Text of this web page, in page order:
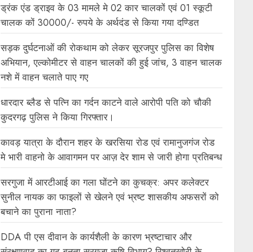
ड्रंक एंड ड्राइव के 03 मामले मे 02 कार चालकों एवं 01 स्कूटी
चालक कों 30000/- रुपये के अर्थदंड से किया गया दण्डित
सड़क दुर्घटनाओं की रोकथाम को लेकर सूरजपुर पुलिस का विशेष
अभियान, एल्कोमीटर से वाहन चालकों की हुई जांच, 3 वाहन चालक
नशे में वाहन चलाते पाए गए
धारदार ब्लैड से पत्नि का गर्दन काटने वाले आरोपी पति को चौकी
कुदरगढ़ पुलिस ने किया गिरफ्तार।
कावड़ यात्रा के दौरान शहर के खरसिया रोड एवं रामानुजगंज रोड
मे भारी वाहनो के आवागमन पर आज़ देर शाम से जारी होगा प्रतिबन्ध
सरगुजा में आरटीआई का गला घोंटने का कुचक्र: अपर कलेक्टर
सुनील नायक का फाइलों से खेलने एवं भ्रष्ट शासकीय अफसरों को
बचाने का पुराना नाता?
DDA पी एस दीवान के कार्यशैली के कारण भ्रष्टाचार और